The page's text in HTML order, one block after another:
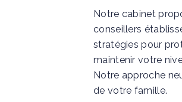
Notre cabinet
conseillers
stratégies pour
maintenir votre
Notre approche
de votre famille.